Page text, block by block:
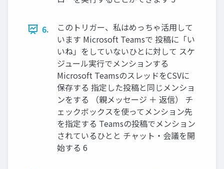
6.
このトリガー、私はめっちゃ活用して
います Microsoft Teamsで 投稿に「い
いね」をしていないひとに対して スケ
ジュール実行でメンションする
Microsoft TeamsのスレッドをCSVに
保存する 指定した投稿と同じメンショ
ンをする （親メッセージ ＋ 返信） チ
ェックボックスを使ってメンション先
を指定する Teamsの投稿でメンション
されているひとと チャット・会議を開
始する 6